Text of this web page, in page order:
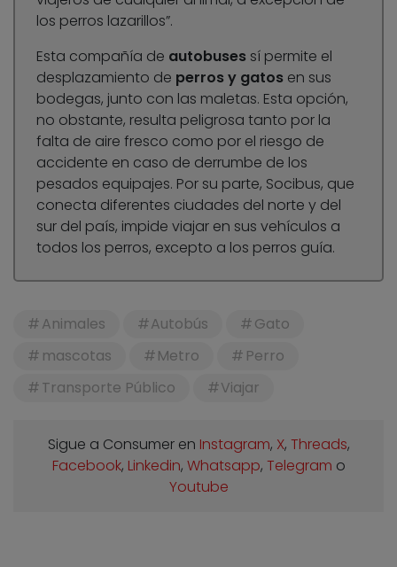
los perros lazarillos”.
Esta compañía de autobuses sí permite el
desplazamiento de perros y gatos en sus
bodegas, junto con las maletas. Esta opción,
no obstante, resulta peligrosa tanto por la
falta de aire fresco como por el riesgo de
accidente en caso de derrumbe de los
pesados equipajes. Por su parte, Socibus, que
conecta diferentes ciudades del norte y del
sur del país, impide viajar en sus vehículos a
todos los perros, excepto a los perros guía.
Animales Autobús
Gato
mascotas
Metro
Perro
Transporte Público
Viajar
Sigue a Consumer en Instagram, X, Threads,
Facebook, Linkedin, Whatsapp, Telegram o
Youtube